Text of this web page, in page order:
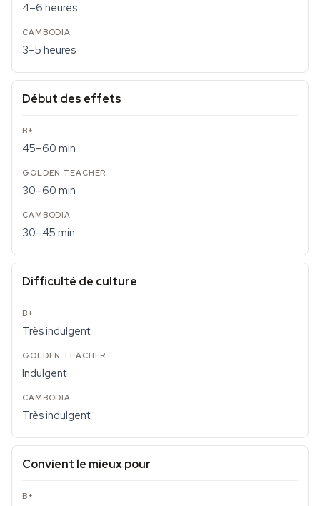
4–6 heures
3–5 heures
Début des effets
45–60 min
30–60 min
30–45 min
Difficulté de culture
Très indulgent
Indulgent
Très indulgent
Convient le mieux pour